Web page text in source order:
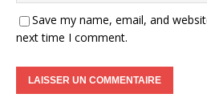
Save my name, email, and
next time I comment.